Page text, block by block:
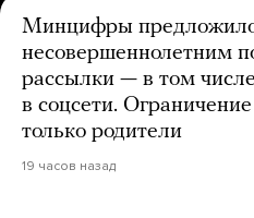
Минцифры предложило
несовершеннолетним
рассылки — в том
в соцсети. Ограничение
только родители
19 часов назад